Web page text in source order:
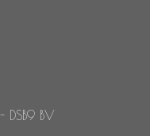
DSB9 BV